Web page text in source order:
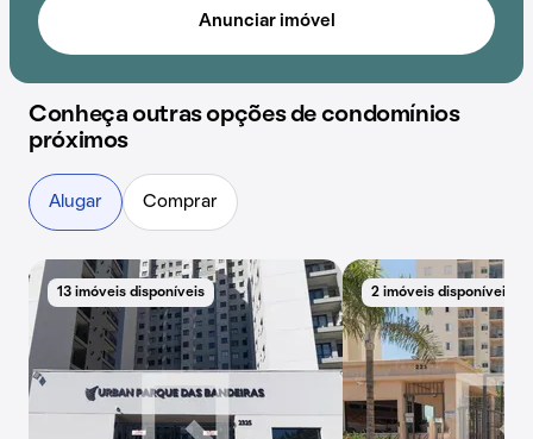
Anunciar imóvel
Conheça outras opções de condomínios
próximos
Alugar Comprar
13 imóveis disponíveis 2 imóveis disponíveis